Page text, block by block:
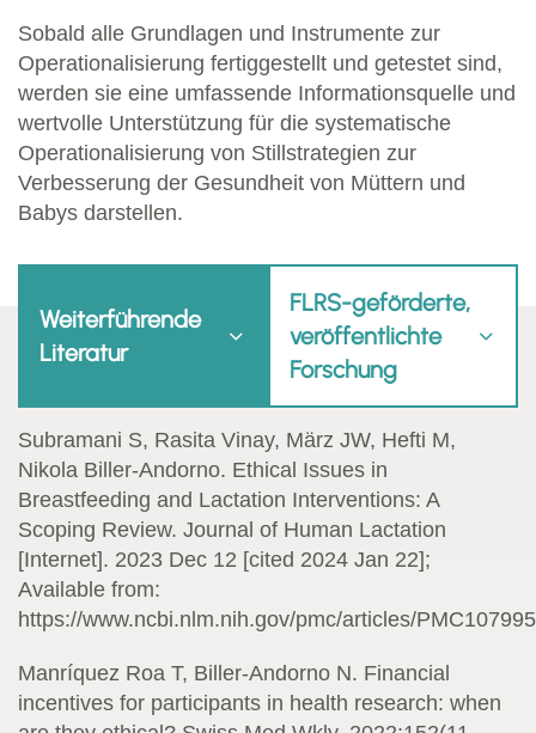
Sobald alle Grundlagen und Instrumente zur
Operationalisierung fertiggestellt und getestet sind,
werden sie eine umfassende Informationsquelle und
wertvolle Unterstützung für die systematische
Operationalisierung von Stillstrategien zur
Verbesserung der Gesundheit von Müttern und
Babys darstellen.
Weiterführende
Literatur
FLRS-geförderte,
veröffentlichte
Forschung
Subramani S, Rasita Vinay, März JW, Hefti M,
Nikola Biller‐Andorno. Ethical Issues in
Breastfeeding and Lactation Interventions: A
Scoping Review. Journal of Human Lactation
[Internet]. 2023 Dec 12 [cited 2024 Jan 22];
Available from:
https://www.ncbi.nlm.nih.gov/pmc/articles/
Manríquez Roa T, Biller-Andorno N. Financial
incentives for participants in health research: when